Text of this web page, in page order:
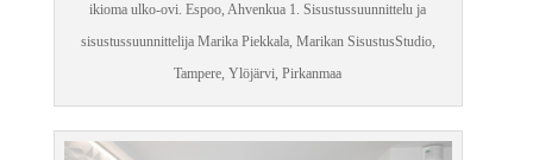
ikioma ulko-ovi. Espoo, Ahvenkua 1. Sisustussuunnittelu ja
sisustussuunnittelija Marika Piekkala, Marikan SisustusStudio,
Tampere, Ylöjärvi, Pirkanmaa